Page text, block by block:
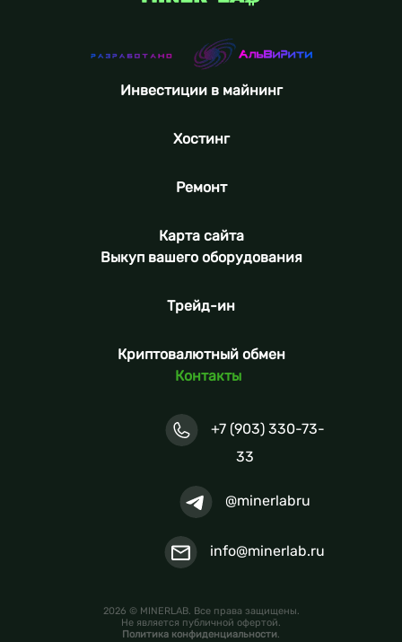
Инвестиции в майнинг
Хостинг
Ремонт
Карта сайта
Выкуп вашего оборудования
Трейд-ин
Криптовалютный обмен
Контакты
+7 (903) 330-73-
33
@minerlabru
info@minerlab.ru
2026 © MINERLAB. Все права защищены.
Не является публичной офертой.
Политика конфиденциальности.